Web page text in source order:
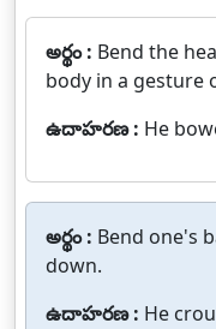
అర్థం : Bend the
body in a gesture
ఉదాహరణ : He
అర్థం : Bend one's
down.
ఉదాహరణ : He